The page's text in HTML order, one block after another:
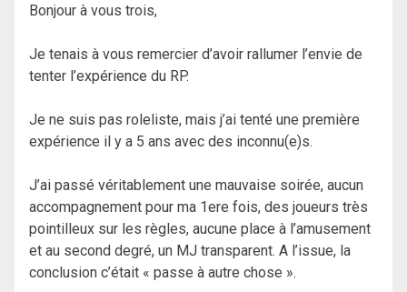
Bonjour à vous trois,
Je tenais à vous remercier d’avoir rallumer l’envie de
tenter l’expérience du RP.
Je ne suis pas roleliste, mais j’ai tenté une première
expérience il y a 5 ans avec des inconnu(e)s.
J’ai passé véritablement une mauvaise soirée, aucun
accompagnement pour ma 1ere fois, des joueurs très
pointilleux sur les règles, aucune place à l’amusement
et au second degré, un MJ transparent. A l’issue, la
conclusion c’était « passe à autre chose ».